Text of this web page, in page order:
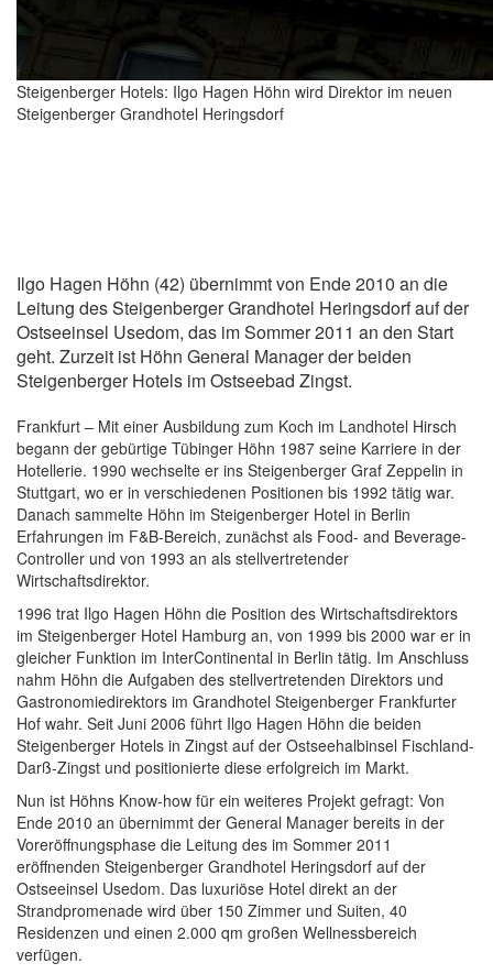
Steigenberger Hotels: Ilgo Hagen Höhn wird Direktor im neuen
Steigenberger Grandhotel Heringsdorf
Ilgo Hagen Höhn (42) übernimmt von Ende 2010 an die
Leitung des Steigenberger Grandhotel Heringsdorf auf der
Ostseeinsel Usedom, das im Sommer 2011 an den Start
geht. Zurzeit ist Höhn General Manager der beiden
Steigenberger Hotels im Ostseebad Zingst.
Frankfurt – Mit einer Ausbildung zum Koch im Landhotel Hirsch
begann der gebürtige Tübinger Höhn 1987 seine Karriere in der
Hotellerie. 1990 wechselte er ins Steigenberger Graf Zeppelin in
Stuttgart, wo er in verschiedenen Positionen bis 1992 tätig war.
Danach sammelte Höhn im Steigenberger Hotel in Berlin
Erfahrungen im F&B-Bereich, zunächst als Food- and Beverage-
Controller und von 1993 an als stellvertretender
Wirtschaftsdirektor.
1996 trat Ilgo Hagen Höhn die Position des Wirtschaftsdirektors
im Steigenberger Hotel Hamburg an, von 1999 bis 2000 war er in
gleicher Funktion im InterContinental in Berlin tätig. Im Anschluss
nahm Höhn die Aufgaben des stellvertretenden Direktors und
Gastronomiedirektors im Grandhotel Steigenberger Frankfurter
Hof wahr. Seit Juni 2006 führt Ilgo Hagen Höhn die beiden
Steigenberger Hotels in Zingst auf der Ostseehalbinsel Fischland-
Darß-Zingst und positionierte diese erfolgreich im Markt.
Nun ist Höhns Know-how für ein weiteres Projekt gefragt: Von
Ende 2010 an übernimmt der General Manager bereits in der
Voreröffnungsphase die Leitung des im Sommer 2011
eröffnenden Steigenberger Grandhotel Heringsdorf auf der
Ostseeinsel Usedom. Das luxuriöse Hotel direkt an der
Strandpromenade wird über 150 Zimmer und Suiten, 40
Residenzen und einen 2.000 qm großen Wellnessbereich
verfügen.